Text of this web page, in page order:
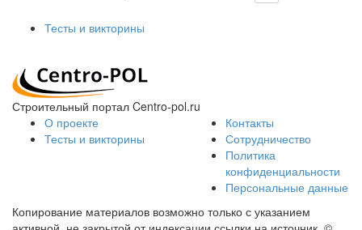
Тесты и викторины
Строительный портал Centro-pol.ru
О проекте
Тесты и викторины
Контакты
Сотрудничество
Политика
конфиденциальности
Персональные данные
Копирование материалов возможно только с указанием